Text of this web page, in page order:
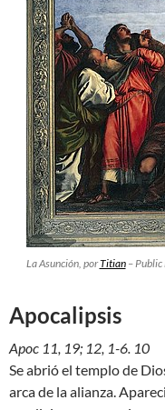
La Asunción, porTitian– Public
Apocalipsis
Apoc 11, 19; 12, 1-6. 10
Se abrió el templo de
arca de la alianza.